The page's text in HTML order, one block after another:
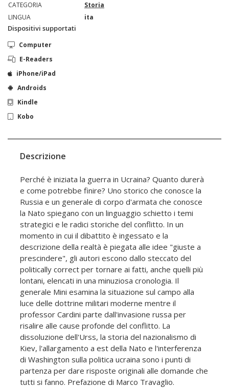
CATEGORIA
Storia
LINGUA
ita
Dispositivi supportati
Computer
E-Readers
iPhone/iPad
Androids
Kindle
Kobo
Descrizione
Perché è iniziata la guerra in Ucraina? Quanto durerà
e come potrebbe finire? Uno storico che conosce la
Russia e un generale di corpo d'armata che conosce
la Nato spiegano con un linguaggio schietto i temi
strategici e le radici storiche del conflitto. In un
momento in cui il dibattito è ingessato e la
descrizione della realtà è piegata alle idee "giuste a
prescindere", gli autori escono dallo steccato del
politically correct per tornare ai fatti, anche quelli più
lontani, elencati in una minuziosa cronologia. Il
generale Mini esamina la situazione sul campo alla
luce delle dottrine militari moderne mentre il
professor Cardini parte dall'invasione russa per
risalire alle cause profonde del conflitto. La
dissoluzione dell'Urss, la storia del nazionalismo di
Kiev, l'allargamento a est della Nato e l'interferenza
di Washington sulla politica ucraina sono i punti di
partenza per dare risposte originali alle domande che
tutti si fanno. Prefazione di Marco Travaglio.